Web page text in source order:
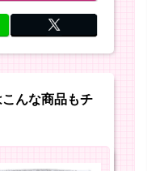
んな商品もチ